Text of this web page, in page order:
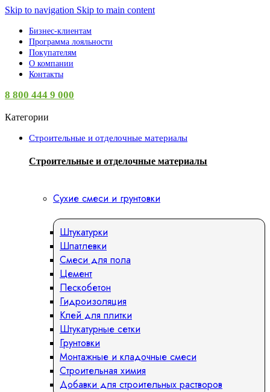
Skip to navigation Skip to main content
Бизнес-клиентам
Программа лояльности
Покупателям
О компании
Контакты
8 800 444 9 000
Категории
Строительные и отделочные материалы
Строительные и отделочные материалы
Сухие смеси и грунтовки
Штукатурки
Шпатлевки
Смеси для пола
Цемент
Пескобетон
Гидроизоляция
Клей для плитки
Штукатурные сетки
Грунтовки
Монтажные и кладочные смеси
Строительная химия
Добавки для строительных растворов